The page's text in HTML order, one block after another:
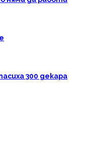
300 декара